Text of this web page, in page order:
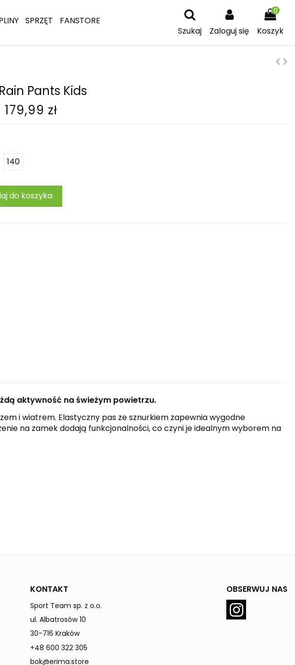
SPRZĘT
FANSTORE
Szukaj
Zaloguj się
0
Koszyk
Pants Kids
179,99 zł
140
do koszyka
aktywność na świeżym powietrzu.
i wiatrem. Elastyczny pas ze sznurkiem zapewnia wygodne
na zamek dodają funkcjonalności, co czyni je idealnym wyborem na
KONTAKT
Sport Team sp. z o.o.
ul. Albatrosów 10
30-716 Kraków
+48 600 322 305
bok@erima.store
OBSERWUJ NAS